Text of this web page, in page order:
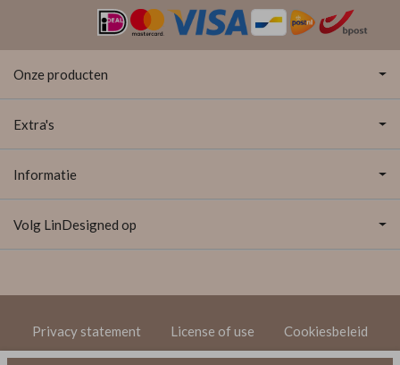
Onze producten
Extra's
Informatie
Volg LinDesigned op
Privacy statement License of use Cookiesbeleid